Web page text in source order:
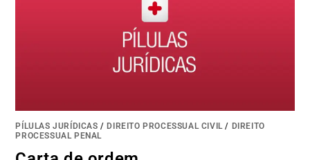
PÍLULAS JURÍDICAS /DIREITO PROCESSUAL CIVIL / DIREITO
PROCESSUAL PENAL